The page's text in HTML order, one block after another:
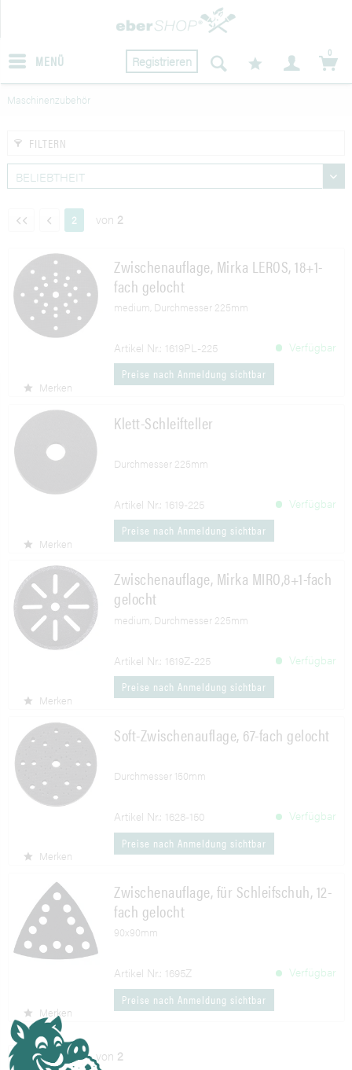
MENÜ Registrieren
0
Maschinenzubehör
FILTERN
2 von 2
Zwischenauflage, Mirka LEROS, 18+1-
fach gelocht
medium, Durchmesser 225mm
Artikel Nr.: 1619PL-225
Verfügbar
Preise nach Anmeldung sichtbar
Merken
Klett-Schleifteller
Durchmesser 225mm
Artikel Nr.: 1619-225
Verfügbar
Preise nach Anmeldung sichtbar
Merken
Zwischenauflage, Mirka MIRO,8+1-fach
gelocht
medium, Durchmesser 225mm
Artikel Nr.: 1619Z-225
Verfügbar
Preise nach Anmeldung sichtbar
Merken
Soft-Zwischenauflage, 67-fach gelocht
Durchmesser 150mm
Artikel Nr.: 1628-150
Verfügbar
Preise nach Anmeldung sichtbar
Merken
Zwischenauflage, für Schleifschuh, 12-
fach gelocht
90x90mm
Artikel Nr.: 1695Z
Verfügbar
Preise nach Anmeldung sichtbar
Merken
2 von 2